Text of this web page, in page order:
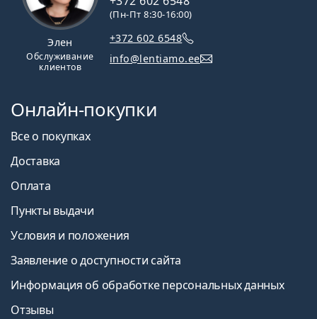
Это медицинское изделие. Перед использованием
прочтите инструкцию.
Элен
Обслуживание
клиентов
(Пн-Пт 8:30-16:00)
+372 602 6548
info@lentiamo.ee
Онлайн-покупки
Все о покупках
Доставка
Оплата
Пункты выдачи
Условия и положения
Заявление о доступности сайта
Информация об обработке персональных данных
Отзывы